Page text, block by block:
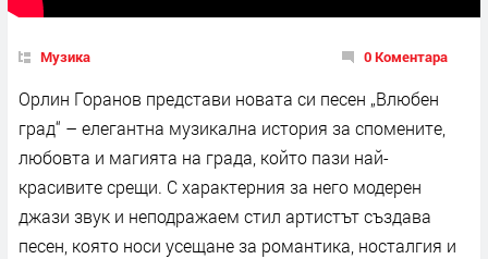
Музика 0 Коментара
Орлин Горанов представи новата си песен „Влюбен
град“ – елегантна музикална история за спомените,
любовта и магията на града, който пази най-
красивите срещи. С характерния за него модерен
джази звук и неподражаем стил артистът създава
песен, която носи усещане за романтика, носталгия и